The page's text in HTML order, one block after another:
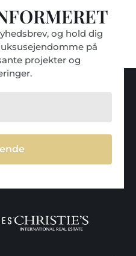
og hold dig
på
projekter og